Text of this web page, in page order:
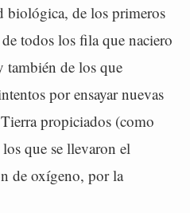
biológica, de los primeros
todos los fila que naciero
también de los que
por ensayar nuevas
propiciados (como
que se llevaron el
de oxígeno, por la